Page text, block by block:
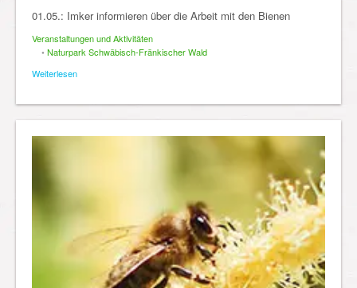
01.05.: Imker informieren über die Arbeit mit den Bienen
Veranstaltungen und Aktivitäten
• Naturpark Schwäbisch-Fränkischer Wald
Weiterlesen